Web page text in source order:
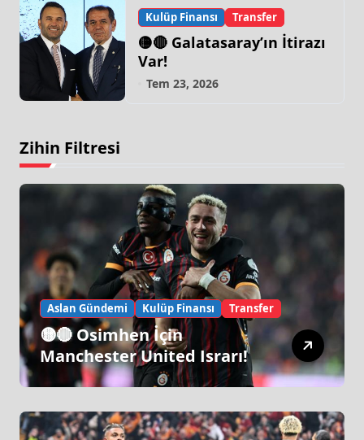
Kulüp Finansı Transfer
🟡🔴 Galatasaray’ın İtirazı
Var!
Tem 23, 2026
Zihin Filtresi
Aslan Gündemi Kulüp Finansı Transfer
🟡🔴 Osimhen İçin
Manchester United Israrı!